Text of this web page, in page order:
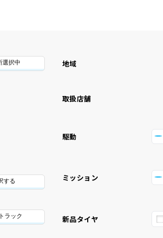
選択中
する
ラック
地域
取扱店舗
駆動
ミッション
新品タイヤ